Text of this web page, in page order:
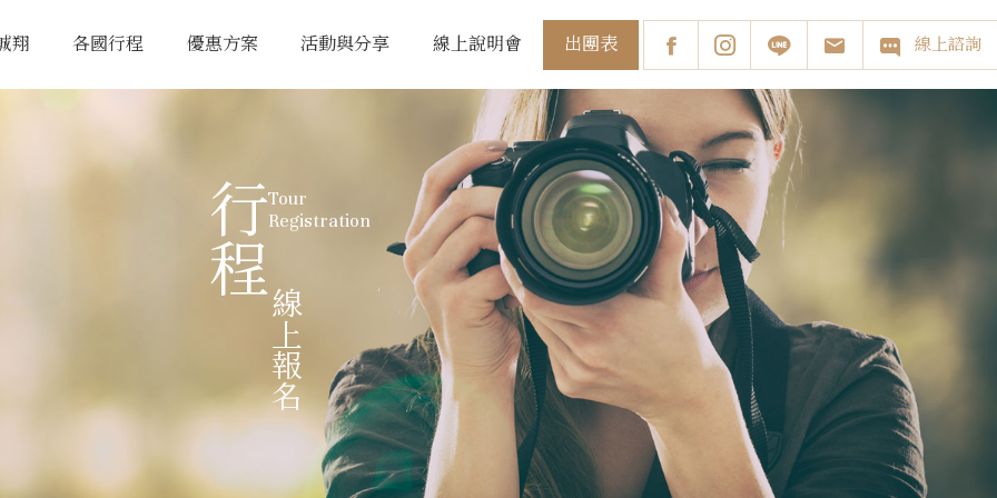
翔 各國行程 優惠方案 活動與分享 線上說明會 出團表 線上諮詢
行程
線上報名
Tour
Registration